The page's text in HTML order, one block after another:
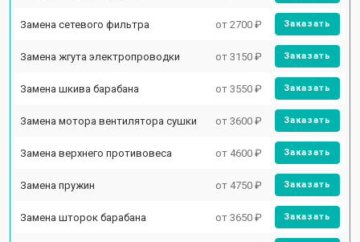
Замена сетевого фильтра от 2700 ₽ Заказать
Замена жгута электропроводки от 3150 ₽ Заказать
Замена шкива барабана от 3550 ₽ Заказать
Замена мотора вентилятора сушки от 3600 ₽ Заказать
Замена верхнего противовеса от 4600 ₽ Заказать
Замена пружин от 4750 ₽ Заказать
Замена шторок барабана от 3650 ₽ Заказать